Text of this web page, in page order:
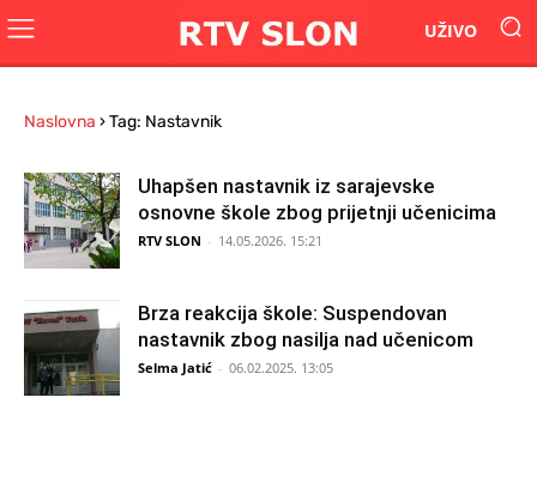
UŽIVO
Naslovna ›Tag: Nastavnik
Uhapšen nastavnik iz sarajevske
osnovne škole zbog prijetnji učenicima
RTV SLON - 14.05.2026. 15:21
Brza reakcija škole: Suspendovan
nastavnik zbog nasilja nad učenicom
Selma Jatić - 06.02.2025. 13:05